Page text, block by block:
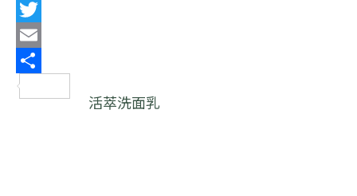
Line
Twitter
Email
活萃洗面乳